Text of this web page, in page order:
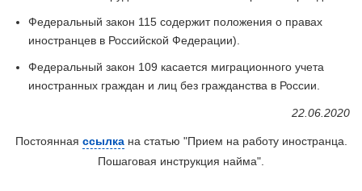
Федеральный закон 115 содержит положения о правах
иностранцев в Российской Федерации).
Федеральный закон 109 касается миграционного учета
иностранных граждан и лиц без гражданства в России.
22.06.2020
Постоянная ссылкана статью "Прием на работу иностранца.
Пошаговая инструкция найма".